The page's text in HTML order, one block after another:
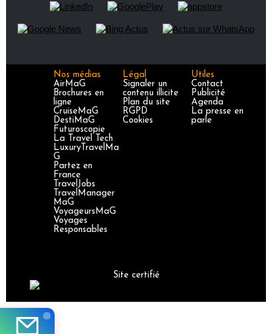
Nos médias
AirMaG
Brochures en
ligne
CruiseMaG
DestiMaG
Futuroscopie
La Travel Tech
LuxuryTravelMa
G
Partez en
France
TravelJobs
TravelManager
MaG
VoyageursMaG
Voyages
Responsables
Légal
Signaler un
contenu illicite
Plan du site
RGPD
Cookies
Utiles
Contact
Publicité
Agenda
La presse en
parle
Site certifié